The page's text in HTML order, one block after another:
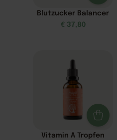
Blutzucker Balancer
€ 37,80
Vitamin A Tropfen